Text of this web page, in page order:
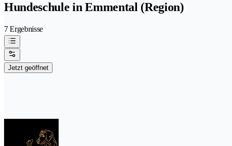
Hundeschule in Emmental (Region)
7 Ergebnisse
Jetzt geöffnet